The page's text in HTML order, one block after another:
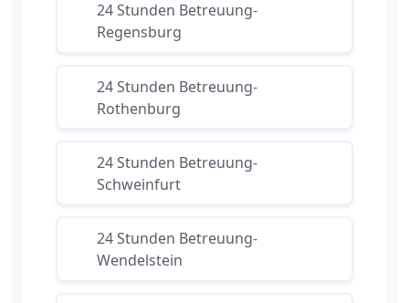
24 Stunden Betreuung-
Regensburg
24 Stunden Betreuung-
Rothenburg
24 Stunden Betreuung-
Schweinfurt
24 Stunden Betreuung-
Wendelstein